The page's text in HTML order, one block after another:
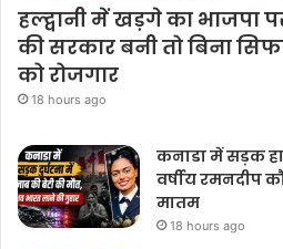
हल्द्वानी में खड़गे का भाजपा
की सरकार बनी तो बिना
को रोजगार
18 hours ago
कनाडा में सड़क
वर्षीय रमनदीप
मातम
18 hours ago